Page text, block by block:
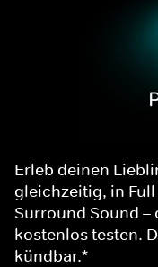
Erleb deinen
gleichzeitig, in Full
Surround Sound –
kostenlos testen.
kündbar.*